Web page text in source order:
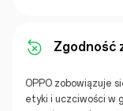
Zgodność
OPPO zobowiązuje
etyki i uczciwości w